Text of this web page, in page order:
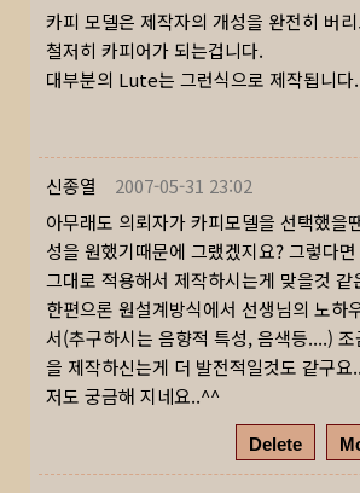
카피 모델은 제작자의 개성을 완전히 버
철저히 카피어가 되는겁니다.
대부분의 Lute는 그런식으로 제작됩니다.
신종열
2007-05-31 23:02
아무래도 의뢰자가 카피모델을 선택했을
성을 원했기때문에 그랬겠지요? 그렇다
그대로 적용해서 제작하시는게 맞을것 같
한편으론 원설계방식에서 선생님의 노하
서(추구하시는 음향적 특성, 음색등....)
을 제작하신는게 더 발전적일것도 같구
저도 궁금해 지네요..^^
Delete